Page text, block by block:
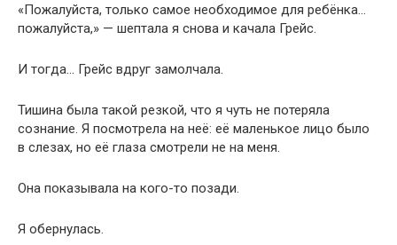
«Пожалуйста, только самое необходимое для ребёнка…
пожалуйста,» — шептала я снова и качала Грейс.
И тогда… Грейс вдруг замолчала.
Тишина была такой резкой, что я чуть не потеряла
сознание. Я посмотрела на неё: её маленькое лицо было
в слезах, но её глаза смотрели не на меня.
Она показывала на кого-то позади.
Я обернулась.